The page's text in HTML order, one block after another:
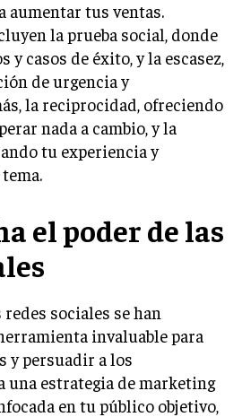
Y MEDIO AMBIENTE
TECNOLÓGICA
DIGITAL
Y BUSINESS
Y SUCESIÓN
RESOLUCIÓN DE CONFLICTOS
Y REGULACIONES
Y CASOS DE ESTUDIO
aumentar tus ventas.
la prueba social, donde
casos de éxito, y la escasez,
de urgencia y
la reciprocidad, ofreciendo
nada a cambio, y la
tu experiencia y
el poder de las
sociales se han
invaluable para
y persuadir a los
una estrategia de marketing
en tu público objetivo,